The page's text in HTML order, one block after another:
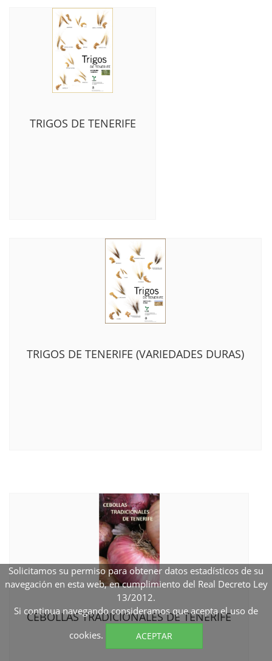
TRIGOS DE TENERIFE
TRIGOS DE TENERIFE (VARIEDADES DURAS)
CEBOLLAS TRADICIONALES DE TENERIFE
Solicitamos su permiso para obtener datos estadísticos de su
navegación en esta web, en cumplimiento del Real Decreto Ley
13/2012.
Si continua navegando consideramos que acepta el uso de
cookies. ACEPTAR